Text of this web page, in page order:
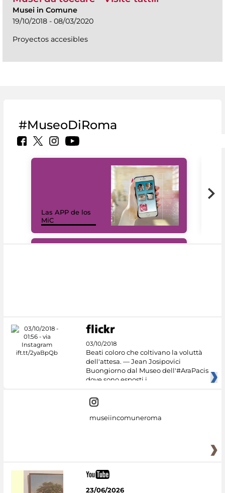
Musei in Comune
19/10/2018 - 08/03/2020
Proyectos accesibles
#MuseoDiRoma
Las APP de los
MiC
03/10/2018
Beati coloro che coltivano la voluttà
dell'attesa. — Jean Josipovici
Buongiorno dal Museo dell'#AraPacis
dove sono esposti i
museiincomuneroma
23/06/2026